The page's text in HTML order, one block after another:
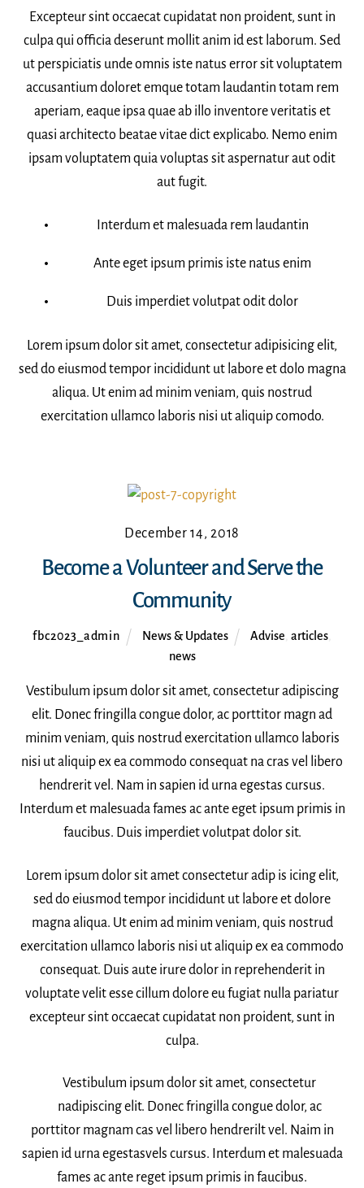
Excepteur sint occaecat cupidatat non proident, sunt in
culpa qui officia deserunt mollit anim id est laborum. Sed
ut perspiciatis unde omnis iste natus error sit voluptatem
accusantium doloret emque totam laudantin totam rem
aperiam, eaque ipsa quae ab illo inventore veritatis et
quasi architecto beatae vitae dict explicabo. Nemo enim
ipsam voluptatem quia voluptas sit aspernatur aut odit
aut fugit.
Interdum et malesuada rem laudantin
Ante eget ipsum primis iste natus enim
Duis imperdiet volutpat odit dolor
Lorem ipsum dolor sit amet, consectetur adipisicing elit,
sed do eiusmod tempor incididunt ut labore et dolo magna
aliqua. Ut enim ad minim veniam, quis nostrud
exercitation ullamco laboris nisi ut aliquip comodo.
December 14, 2018
Become a Volunteer and Serve the
Community
fbc2023_admin News & Updates Advise articles,
news
Vestibulum ipsum dolor sit amet, consectetur adipiscing
elit. Donec fringilla congue dolor, ac porttitor magn ad
minim veniam, quis nostrud exercitation ullamco laboris
nisi ut aliquip ex ea commodo consequat na cras vel libero
hendrerit vel. Nam in sapien id urna egestas cursus.
Interdum et malesuada fames ac ante eget ipsum primis in
faucibus. Duis imperdiet volutpat dolor sit.
Lorem ipsum dolor sit amet consectetur adip is icing elit,
sed do eiusmod tempor incididunt ut labore et dolore
magna aliqua. Ut enim ad minim veniam, quis nostrud
exercitation ullamco laboris nisi ut aliquip ex ea commodo
consequat. Duis aute irure dolor in reprehenderit in
voluptate velit esse cillum dolore eu fugiat nulla pariatur
excepteur sint occaecat cupidatat non proident, sunt in
culpa.
Vestibulum ipsum dolor sit amet, consectetur
nadipiscing elit. Donec fringilla congue dolor, ac
porttitor magnam cas vel libero hendrerilt vel. Naim in
sapien id urna egestasvels cursus. Interdum et malesuada
fames ac ante reget ipsum primis in faucibus.